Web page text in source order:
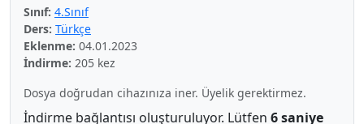
Sınıf: 4.Sınıf
Ders: Türkçe
Eklenme: 04.01.2023
İndirme: 205 kez
Dosya doğrudan cihazınıza iner. Üyelik gerektirmez.
İndirme bağlantısı oluşturuluyor. Lütfen 5 saniye